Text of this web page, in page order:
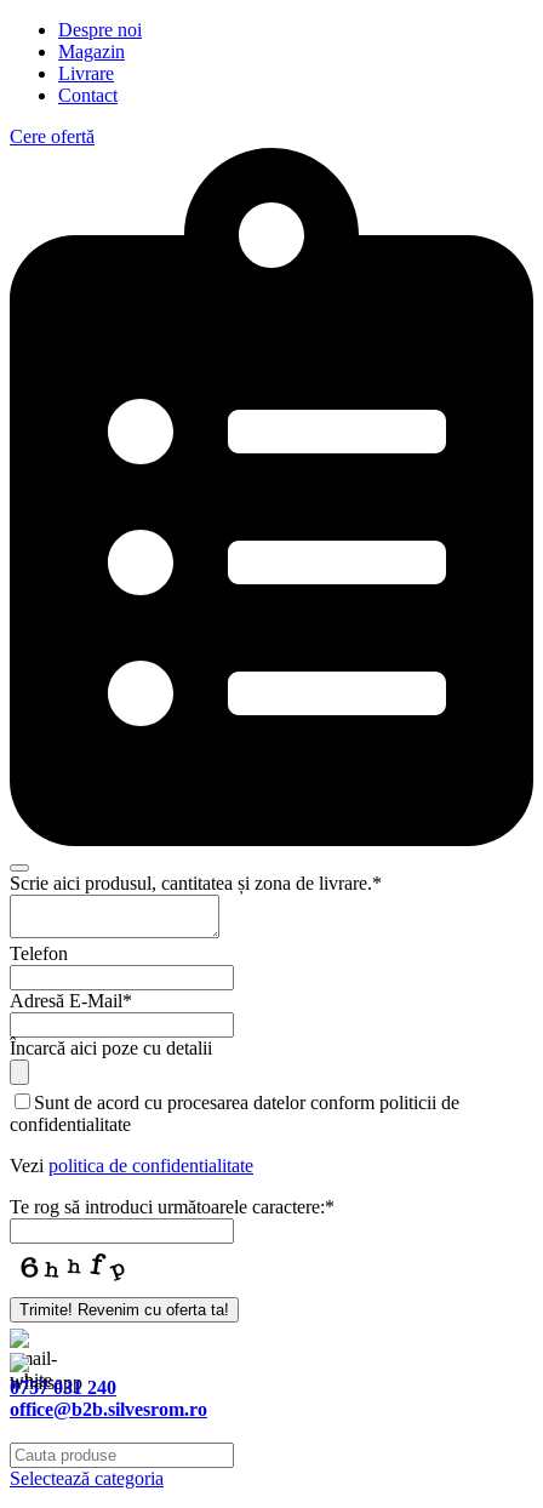
Despre noi
Magazin
Livrare
Contact
Cere ofertă
Scrie aici produsul, cantitatea și zona de livrare.*
Telefon
Adresă E-Mail*
Email*
Încarcă aici poze cu detalii
Sunt de acord cu procesarea datelor conform politicii de
confidentialitate
Vezi politica de confidentialitate
Te rog să introduci următoarele caractere:*
Trimite! Revenim cu oferta ta!
0757 031 240
office@b2b.silvesrom.ro
Selectează categoria